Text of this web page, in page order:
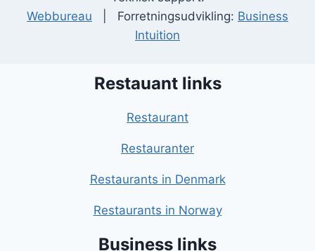
Webbureau | Forretningsudvikling: Business
Intuition
Restauant links
Restaurant
Restauranter
Restaurants in Denmark
Restaurants in Norway
Business links